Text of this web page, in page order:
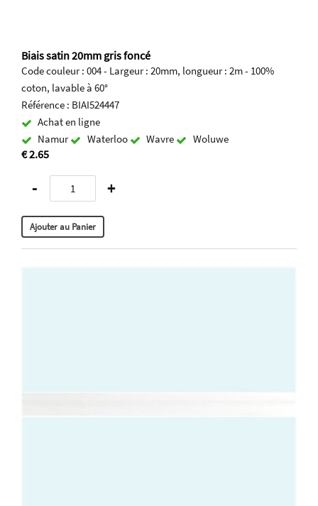
Biais satin 20mm gris foncé
Code couleur : 004 - Largeur : 20mm, longueur : 2m - 100%
coton, lavable à 60°
Référence : BIAI524447
Achat en ligne
Namur
Waterloo Wavre Woluwe
€ 2.65
- +